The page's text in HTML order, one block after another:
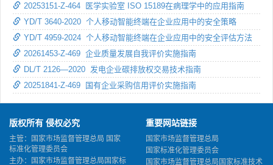
20253151-Z-464 医学实验室 ISO 15189在病理学中的应用指南
YD/T 3640-2020 个人移动智能终端在企业应用中的安全策略
YD/T 4959-2024 个人移动智能终端在企业应用中的安全评估方法
20261453-Z-469 企业质量发展自我评价实施指南
DL/T 2126—2020 发电企业碳排放权交易技术指南
20251841-Z-469 国有企业采购信用评价实施指南
版权所有 侵权必究
主管：国家市场监督管理总局 国家
标准化管理委员会
主办：国家市场监督管理总局国家标
重要网站链接
国家市场监督管理总局
国家标准化管理委员会
国家市场监督管理总局国家标准技术